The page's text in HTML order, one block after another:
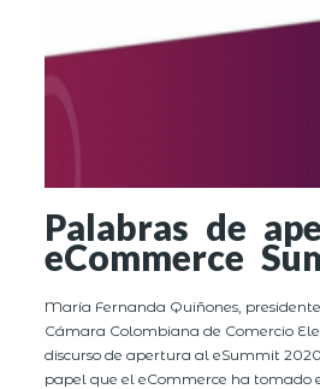
Palabras de
eCommerce
María Fernanda Quiñones,
Cámara Colombiana de Comercio
discurso de apertura al eSummit
papel que el eCommerce ha tomado